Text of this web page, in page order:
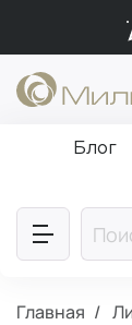
Блог
Главная